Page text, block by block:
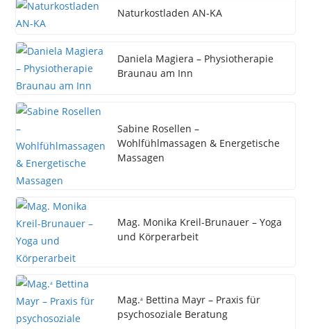
Naturkostladen AN-KA
Daniela Magiera – Physiotherapie
Braunau am Inn
Sabine Rosellen –
Wohlfühlmassagen & Energetische
Massagen
Mag. Monika Kreil-Brunauer – Yoga
und Körperarbeit
Mag.ᵃ Bettina Mayr – Praxis für
psychosoziale Beratung